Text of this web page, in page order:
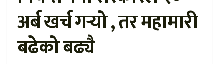
अर्ब खर्च गर्‍यो , तर महामारी
बढेको बढ्यै